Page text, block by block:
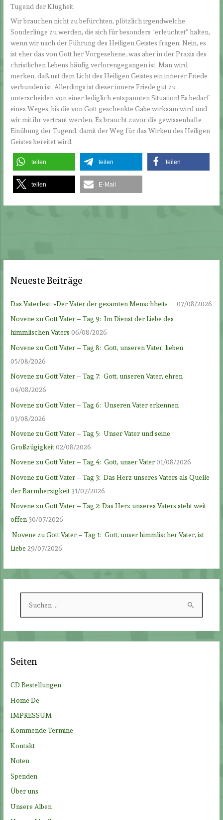
Tugend der Klugheit.
Wir brauchen nicht zu befürchten, plötzlich irgendwelche
Sonderlinge zu werden, die sich für besonders “erleuchtet” halten,
wenn wir nach der Führung des Heiligen Geistes fragen. Nein, es
ist eher das von Gott her Vorgesehene, was aber in der Praxis des
christlichen Lebens häufig verlorengegangen ist. Man wird
merken, daß mit dem Licht des Heiligen Geistes ein innerer Friede
verbunden ist. Allerdings ist dieser innere Friede gut zu
unterscheiden von einer lediglich entspannten Situation! Es bedarf
eines Weges, bis die von Gott geschenkte Gabe wirksam wird und
wir mit ihr vertraut werden. Es braucht zuvor die gewissenhafte
Einübung der Tugend, damit der Weg für das Wirken des Heiligen
Geistes bereitet wird.
teilen teilen teilen
teilen E-Mail
Neueste Beiträge
Das Vaterfest: »Der Vater der gesamten Menschheit«
07/08/2026
Novene zu Gott Vater – Tag 9: Im Dienst der Liebe des
himmlischen Vaters 06/08/2026
Novene zu Gott Vater – Tag 8: Gott, unseren Vater, lieben
05/08/2026
Novene zu Gott Vater – Tag 7: Gott, unseren Vater, ehren
04/08/2026
Novene zu Gott Vater – Tag 6: Unseren Vater erkennen
03/08/2026
Novene zu Gott Vater – Tag 5: Unser Vater und seine
Großzügigkeit02/08/2026
Novene zu Gott Vater – Tag 4: Gott, unser Vater01/08/2026
Novene zu Gott Vater – Tag 3: Das Herz unseres Vaters als Quelle
der Barmherzigkeit 31/07/2026
Novene zu Gott Vater – Tag 2: Das Herz unseres Vaters steht weit
offen 30/07/2026
Novene zu Gott Vater – Tag 1: Gott, unser himmlischer Vater, ist
Liebe 29/07/2026
n
h
:
Seiten
CD Bestellungen
Home De
IMPRESSUM
Kommende Termine
Kontakt
Noten
Spenden
Über uns
Unsere Alben